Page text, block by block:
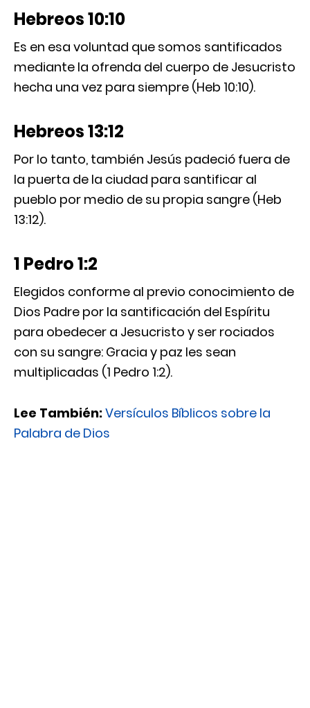
Hebreos 10:10
Es en esa voluntad que somos santificados
mediante la ofrenda del cuerpo de Jesucristo
hecha una vez para siempre (Heb 10:10).
Hebreos 13:12
Por lo tanto, también Jesús padeció fuera de
la puerta de la ciudad para santificar al
pueblo por medio de su propia sangre (Heb
13:12).
1 Pedro 1:2
Elegidos conforme al previo conocimiento de
Dios Padre por la santificación del Espíritu
para obedecer a Jesucristo y ser rociados
con su sangre: Gracia y paz les sean
multiplicadas (1 Pedro 1:2).
Lee También:Versículos Bíblicos sobre la
Palabra de Dios